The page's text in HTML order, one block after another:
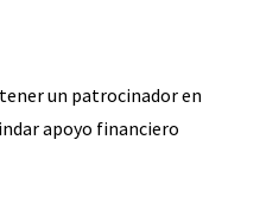
un patrocinador en
apoyo financiero